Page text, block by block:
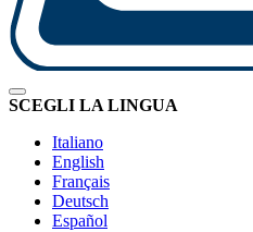
SCEGLI LA LINGUA
Italiano
English
Français
Deutsch
Español